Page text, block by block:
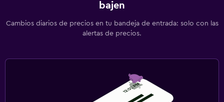
bajen
Cambios diarios de precios en tu bandeja de entrada: solo con las
alertas de precios.